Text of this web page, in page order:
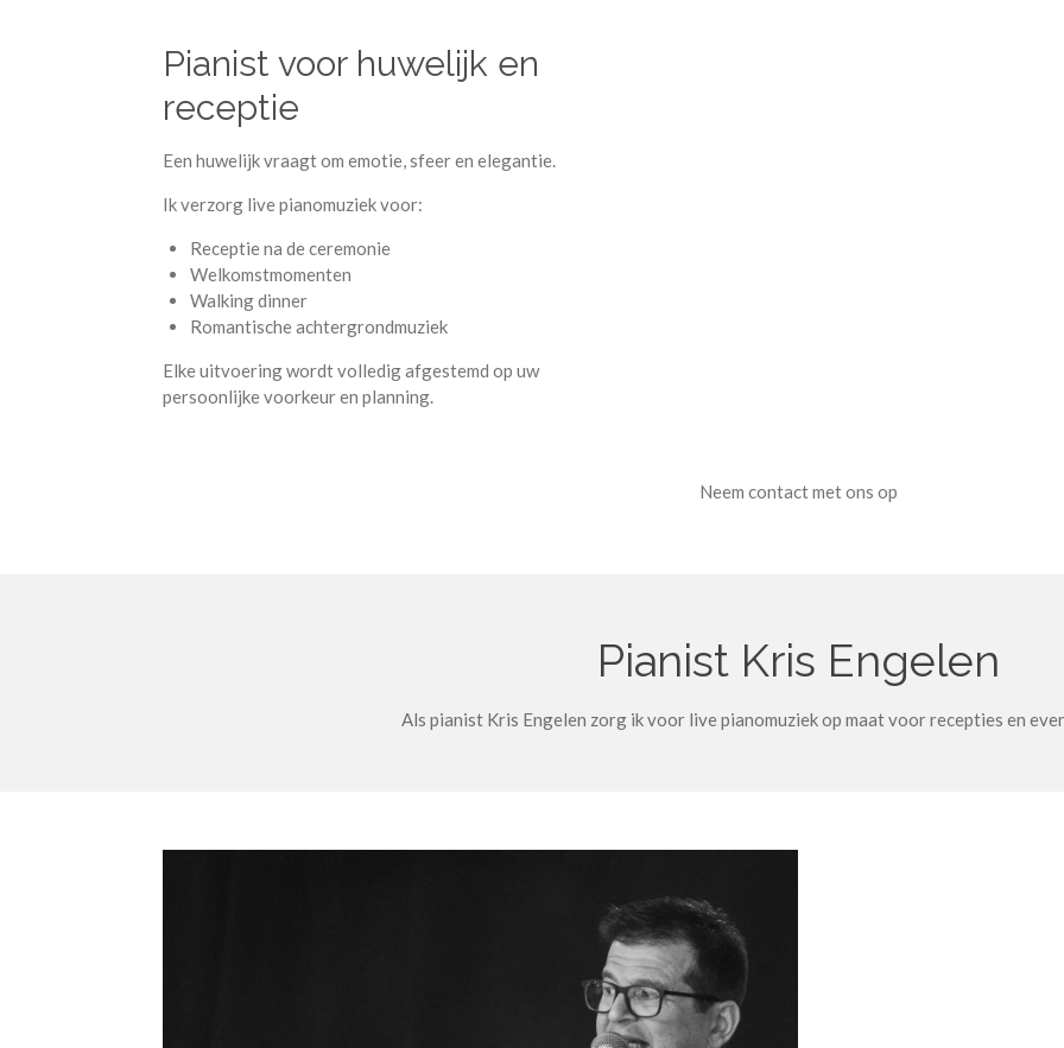
Pianist voor huwelijk en
receptie
Een huwelijk vraagt om emotie, sfeer en elegantie.
Ik verzorg live pianomuziek voor:
Receptie na de ceremonie
Welkomstmomenten
Walking dinner
Romantische achtergrondmuziek
Elke uitvoering wordt volledig afgestemd op uw
persoonlijke voorkeur en planning.
Neem contact met ons op
Pianist Kris Engelen
Als pianist Kris Engelen zorg ik voor live pianomuziek op maat voor recepties en